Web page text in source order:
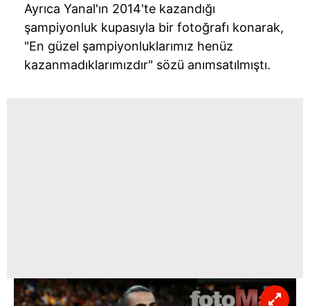
Ayrıca Yanal'ın 2014'te kazandığı
şampiyonluk kupasıyla bir fotoğrafı konarak,
"En güzel şampiyonluklarımız henüz
kazanmadıklarımızdır" sözü anımsatılmıştı.